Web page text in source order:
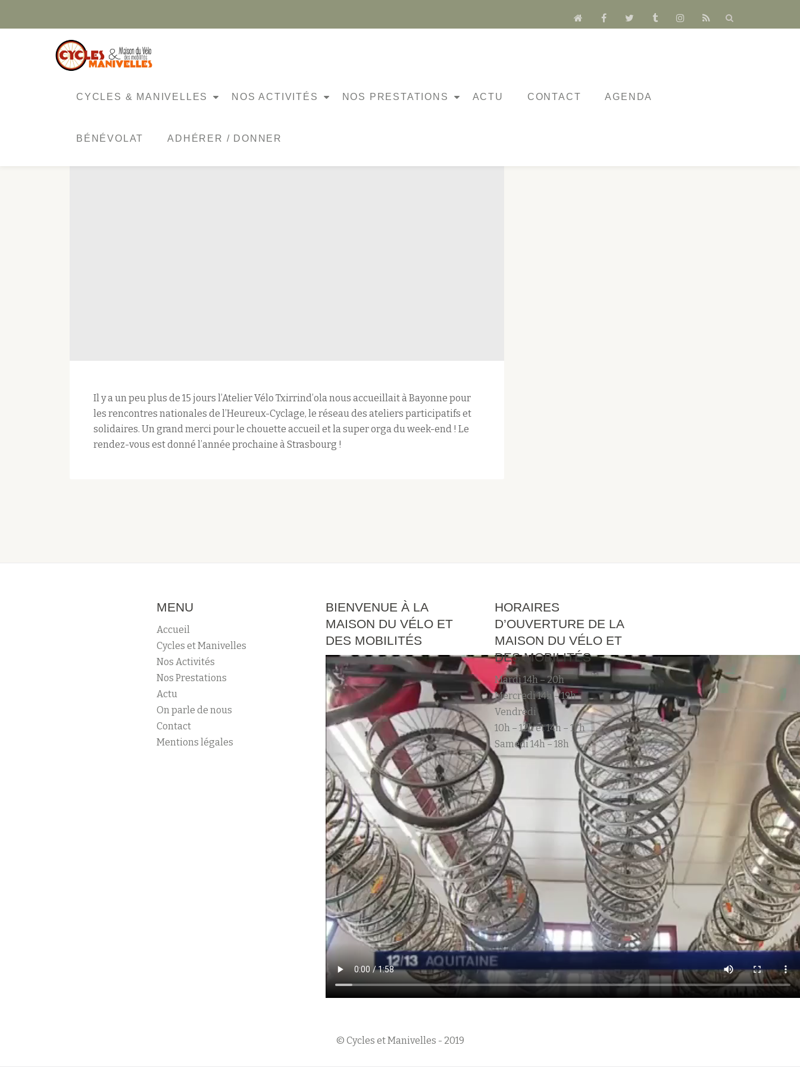
Aller
fa-
fa-
fa-
fa-
fa-
fa-
CYCLES & MANIVELLES NOS ACTIVITÉS NOS PRESTATIONS ACTU CONTACT AGENDA
BÉNÉVOLAT ADHÉRER / DONNER
Il y a un peu plus de 15 jours l’Atelier Vélo Txirrind’ola nous accueillait à Bayonne pour
les rencontres nationales de l’Heureux-Cyclage, le réseau des ateliers participatifs et
solidaires. Un grand merci pour le chouette accueil et la super orga du week-end ! Le
rendez-vous est donné l’année prochaine à Strasbourg !
MENU
Accueil
Cycles et Manivelles
Nos Activités
Nos Prestations
Actu
On parle de nous
Contact
Mentions légales
BIENVENUE À LA
MAISON DU VÉLO ET
DES MOBILITÉS
HORAIRES
D’OUVERTURE DE LA
MAISON DU VÉLO ET
DES MOBILITÉS
Mardi 14h – 20h
Mercredi 14h – 19h
Vendredi
10h – 12h et 14h – 17h
Samedi 14h – 18h
© Cycles et Manivelles - 2019